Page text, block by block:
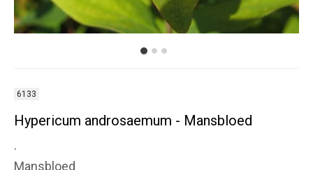
6133
Hypericum androsaemum - Mansbloed
.
Mansbloed